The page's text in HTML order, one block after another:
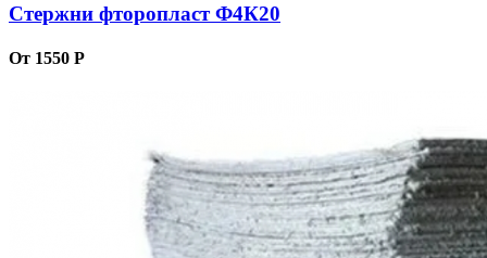
Стержни фторопласт Ф4К20
От 1550 Р